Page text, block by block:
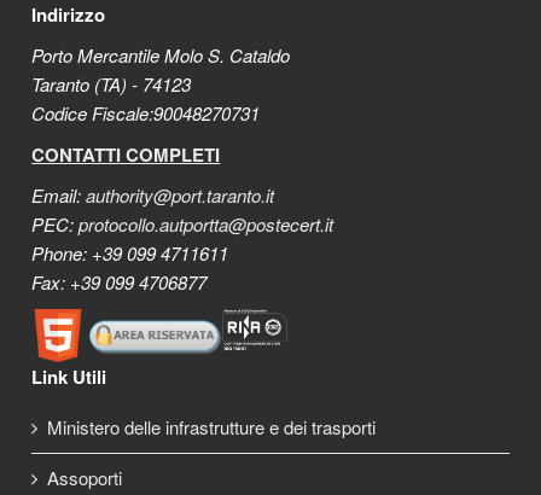
Indirizzo
Porto Mercantile Molo S. Cataldo
Taranto (TA) - 74123
Codice Fiscale:90048270731
CONTATTI COMPLETI
Email:authority@port.taranto.it
PEC:protocollo.autportta@postecert.it
Phone: +39 099 4711611
Fax: +39 099 4706877
Link Utili
Ministero delle infrastrutture e dei trasporti
Assoporti